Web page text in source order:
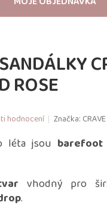
ROSE
hodnocení Značka: CRAVE
léta jsou barefoot
vhodný pro
.